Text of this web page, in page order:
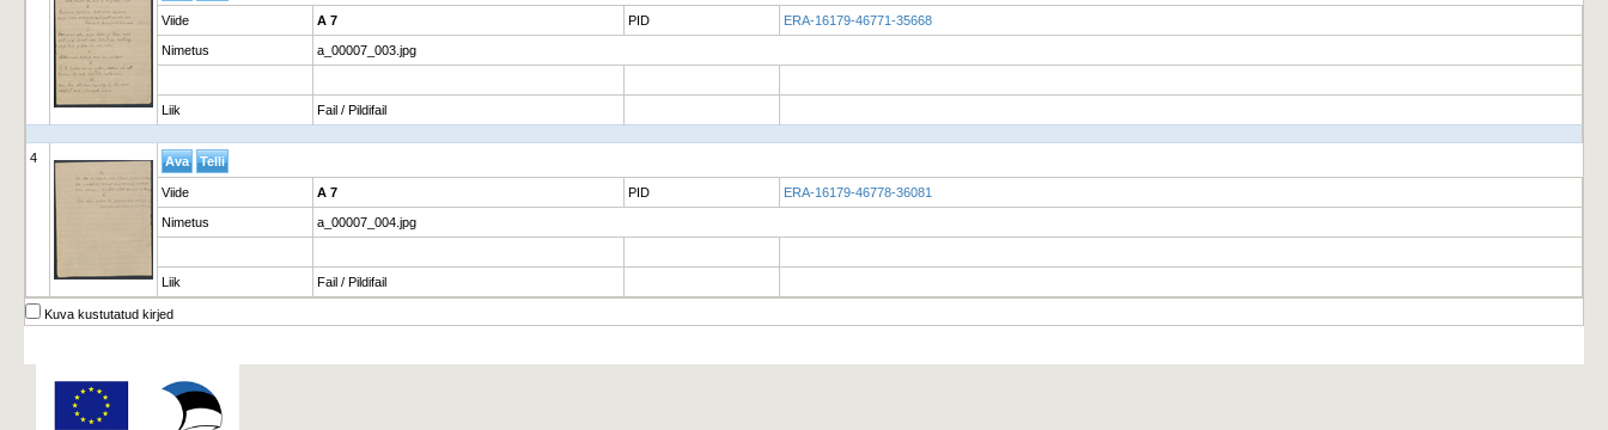
Viide A 7 PID ERA-16179-46771-35668
Nimetus a_00007_003.jpg
Liik Fail / Pildifail
4
Viide A 7 PID ERA-16179-46778-36081
Nimetus a_00007_004.jpg
Liik Fail / Pildifail
Kuva kustutatud kirjed